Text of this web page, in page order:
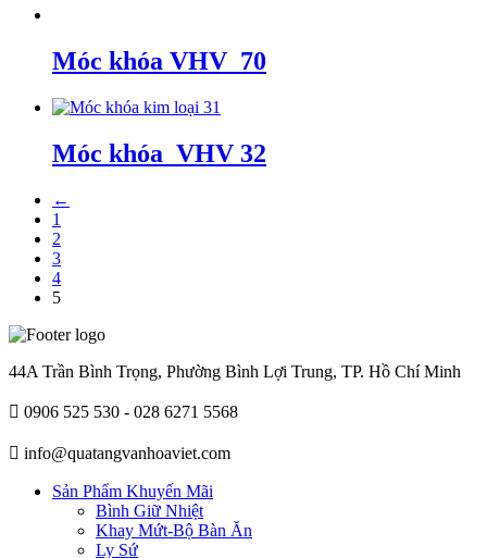
Móc khóa VHV_70
Móc khóa_VHV 32
←
1
2
3
4
5
44A Trần Bình Trọng, Phường Bình Lợi Trung, TP. Hồ Chí Minh
0906 525 530 - 028 6271 5568
info@quatangvanhoaviet.com
Sản Phẩm Khuyến Mãi
Bình Giữ Nhiệt
Khay Mứt-Bộ Bàn Ăn
Ly Sứ